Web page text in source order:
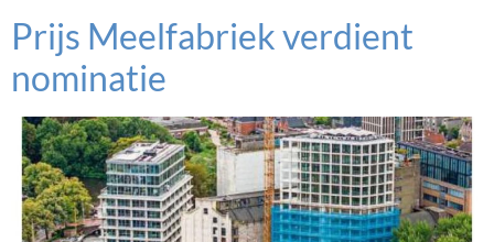
Prijs Meelfabriek verdient
nominatie